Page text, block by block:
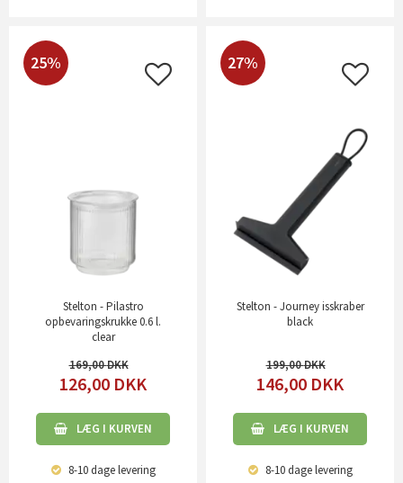
25%
Stelton - Pilastro
opbevaringskrukke 0.6 l.
clear
169,00
126,00 DKK
LÆG I KURVEN
8-10 dagelevering
27%
Stelton - Journey isskraber
black
199,00
146,00 DKK
LÆG I KURVEN
8-10 dagelevering